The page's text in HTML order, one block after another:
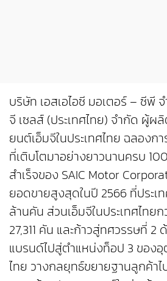
บริษัท เอสเอไอซี มอเตอร์ – ซีพี
จี เซลส์ (ประเทศไทย) จำกัด ผู้ผ
ยนต์เอ็มจีในประเทศไทย ฉลอง
ที่เติบโตมาอย่างยาวนานครบ
สำเร็จของ SAIC Motor
ยอดขายสูงสุดในปี 2566 ที่ประเ
ล้านคัน ส่วนเอ็มจีในประเทศไทย
27,311 คัน และก้าวสู่ทศวรรษที่
แบรนด์ไปสู่ตำแหน่งท็อป 3 ของ
ไทย วางกลยุทธ์ขยายฐานลูกค้า